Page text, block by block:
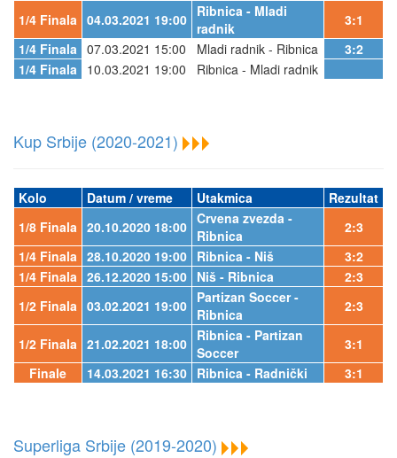
1/4 Finala 04.03.2021 19:00 Ribnica - Mladi
radnik
3:1
1/4 Finala 07.03.2021 15:00 Mladi radnik - Ribnica
3:2
1/4 Finala
10.03.2021 19:00 Ribnica - Mladi radnik
Kup Srbije (2020-2021)
Kolo Datum / vreme Utakmica
Rezultat
1/8 Finala 20.10.2020 18:00 Crvena zvezda -
Ribnica
2:3
1/4 Finala 28.10.2020 19:00 Ribnica - Niš
3:2
1/4 Finala 26.12.2020 15:00 Niš - Ribnica
2:3
1/2 Finala 03.02.2021 19:00 Partizan Soccer -
Ribnica
2:3
1/2 Finala 21.02.2021 18:00 Ribnica - Partizan
Soccer
3:1
Finale
14.03.2021 16:30 Ribnica - Radnički 3:1
Superliga Srbije (2019-2020)